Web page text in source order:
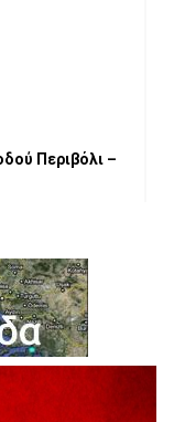
Περιβόλι –
ΠΡΩΤΕΑ
προς κ.